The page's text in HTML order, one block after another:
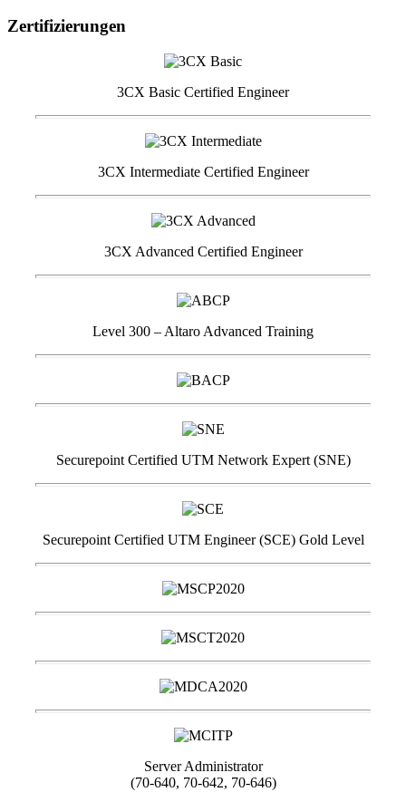
Zertifizierungen
3CX Basic Certified Engineer
3CX Intermediate Certified Engineer
3CX Advanced Certified Engineer
Level 300 – Altaro Advanced Training
Securepoint Certified UTM Network Expert (SNE)
Securepoint Certified UTM Engineer (SCE) Gold Level
Server Administrator
(70-640, 70-642, 70-646)